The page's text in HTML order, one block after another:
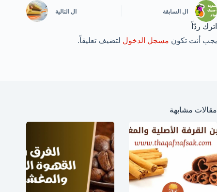
ال السابقة ال التالية
اترك ردّاً
يجب أنت تكون مسجل الدخول لتضيف تعليقاً.
مقالات مشابهة